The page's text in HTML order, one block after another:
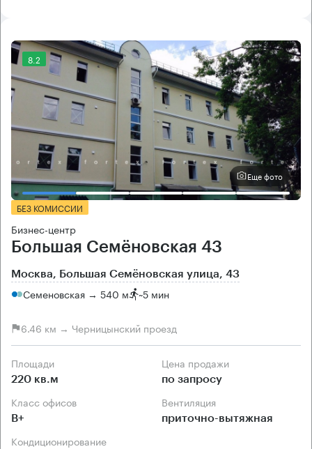
8.2
Еще фото
БЕЗ КОМИССИИ
Бизнес-центр
Большая Семёновская 43
Москва, Большая Семёновская улица, 43
Семеновская → 540 м ~5 мин
6.46 км → Черницынский проезд
Площади
220 кв.м
Цена продажи
по запросу
Класс офисов
B+
Вентиляция
приточно-вытяжная
Кондиционирование